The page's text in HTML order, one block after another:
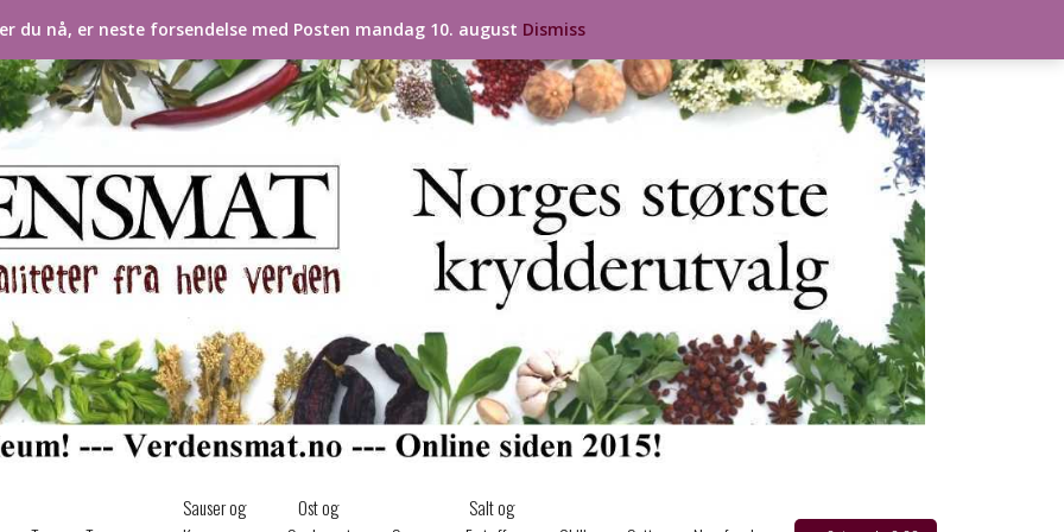
Sauser og
Ost og
Salt og
du nå, er neste forsendelse med Posten mandag 10. august Dismiss